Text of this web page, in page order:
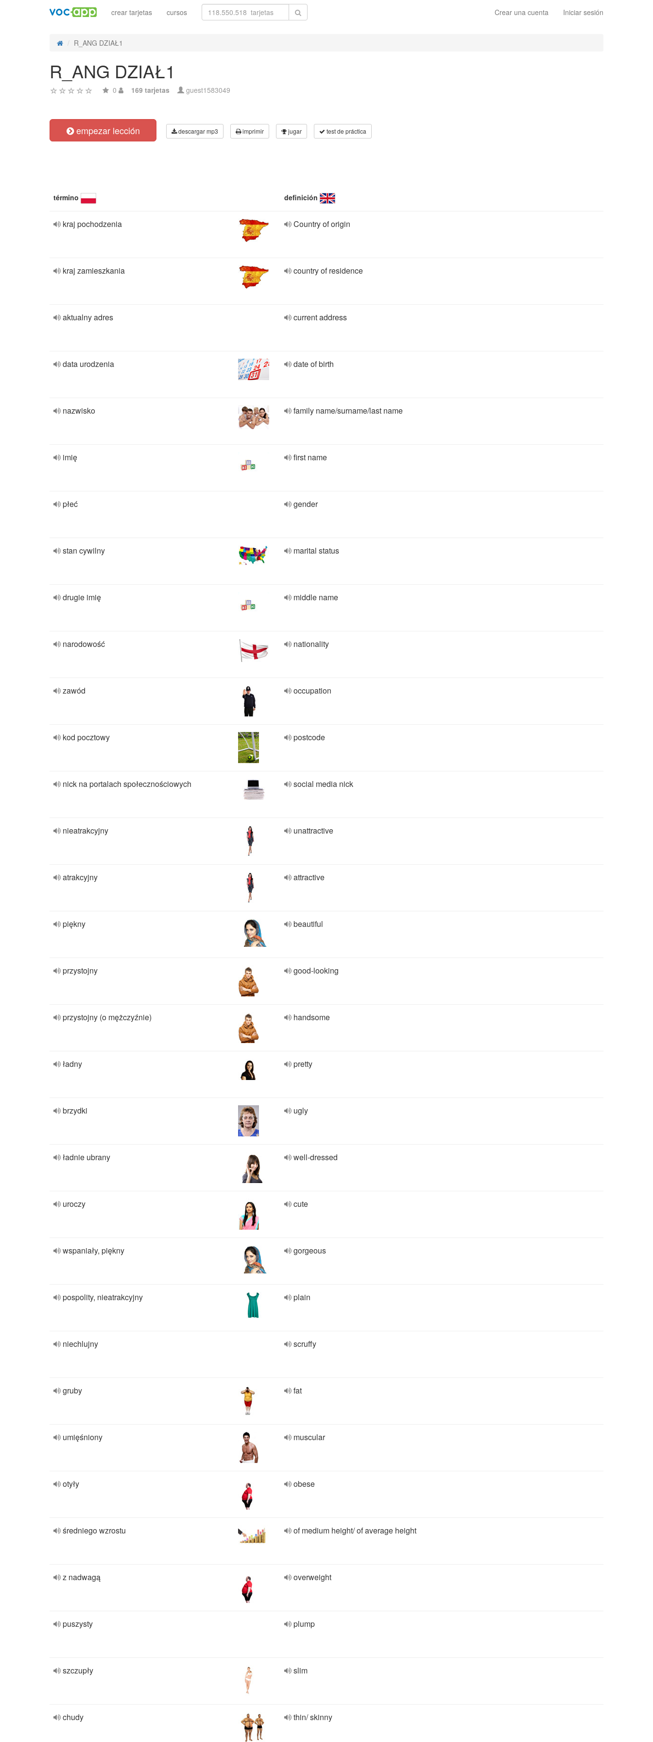
Crear una cuenta Iniciar sesión
crear tarjetas cursos
R_ANG DZIAŁ1
R_ANG DZIAŁ1
0 169 tarjetas guest1583049
empezar lección descargar mp3 imprimir jugar test de práctica
término definición
kraj pochodzenia Country of origin
kraj zamieszkania country of residence
aktualny adres current address
data urodzenia date of birth
nazwisko family name/surname/last name
imię first name
płeć gender
stan cywilny marital status
drugie imię middle name
narodowość nationality
zawód occupation
kod pocztowy postcode
nick na portalach społecznościowych social media nick
nieatrakcyjny unattractive
atrakcyjny attractive
piękny beautiful
przystojny good-looking
przystojny (o mężczyźnie) handsome
ładny pretty
brzydki ugly
ładnie ubrany well-dressed
uroczy cute
wspaniały, piękny gorgeous
pospolity, nieatrakcyjny plain
niechlujny scruffy
gruby fat
umięśniony muscular
otyły obese
średniego wzrostu of medium height/ of average height
z nadwagą overweight
puszysty plump
szczupły slim
chudy thin/ skinny